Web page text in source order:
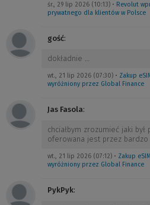
śr., 29 lip 2026 (10:13) • Revolut
prywatnego dla klientów w Polsce
gość:
dokładnie …
wt., 21 lip 2026 (07:30) • Zakup
wyróżniony przez Global Finance
Jas Fasola:
chciałbym zrozumieć jaki był
oferowana jest przez bardzo
wt., 21 lip 2026 (07:12) • Zakup
wyróżniony przez Global Finance
PykPyk: